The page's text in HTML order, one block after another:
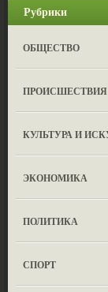
Рубрики
ОБЩЕСТВО
ПРОИСШЕСТВИЯ
КУЛЬТУРА И
ЭКОНОМИКА
ПОЛИТИКА
СПОРТ